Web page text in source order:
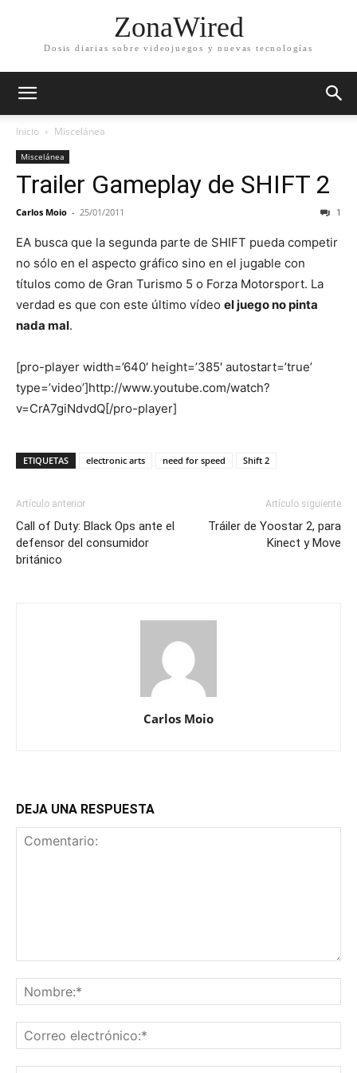
ZonaWired
Dosis diarias sobre videojuegos y nuevas tecnologías
Inicio Miscelánea
Miscelánea
Trailer Gameplay de SHIFT 2
Carlos Moio - 25/01/2011 1
EA busca que la segunda parte de SHIFT pueda competir
no sólo en el aspecto gráfico sino en el jugable con
títulos como de Gran Turismo 5 o Forza Motorsport. La
verdad es que con este último vídeo el juego no pinta
nada mal.
[pro-player width=’640′ height=’385′ autostart=’true’
type=’video’]http://www.youtube.com/watch?
v=CrA7giNdvdQ[/pro-player]
ETIQUETAS electronic arts need for speed Shift 2
Artículo anterior
Call of Duty: Black Ops ante el
defensor del consumidor
británico
Artículo siguiente
Tráiler de Yoostar 2, para
Kinect y Move
Carlos Moio
DEJA UNA RESPUESTA